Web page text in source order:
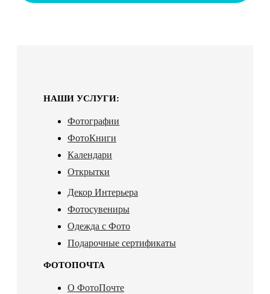
НАШИ УСЛУГИ:
Фотографии
ФотоКниги
Календари
Открытки
Декор Интерьера
Фотосувениры
Одежда с Фото
Подарочные сертификаты
ФОТОПОЧТА
О ФотоПочте